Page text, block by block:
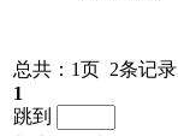
总共：1页 2条记录
1
跳到